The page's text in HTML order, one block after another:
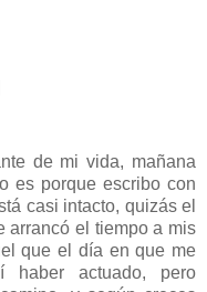
de mi vida, mañana
es porque escribo con
casi intacto, quizás el
arrancó el tiempo a mis
que el día en que me
haber actuado, pero